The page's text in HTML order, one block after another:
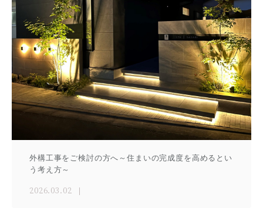
外構工事をご検討の方へ～住まいの完成度を高めるとい
う考え方～
2026.03.02